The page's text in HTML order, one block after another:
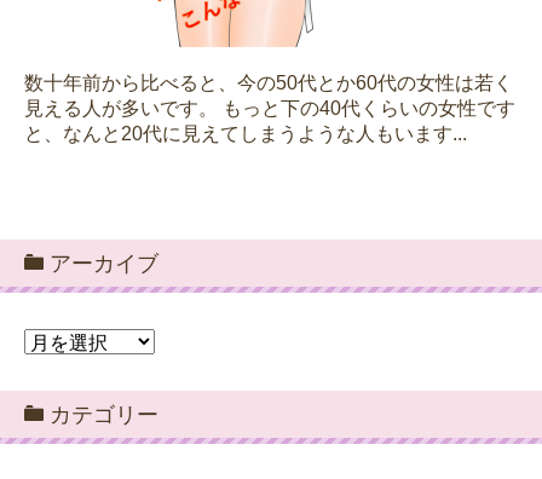
数十年前から比べると、今の50代とか60代の女性は若く
見える人が多いです。 もっと下の40代くらいの女性です
と、なんと20代に見えてしまうような人もいます...
アーカイブ
ア
カ
イ
ブ
カテゴリー